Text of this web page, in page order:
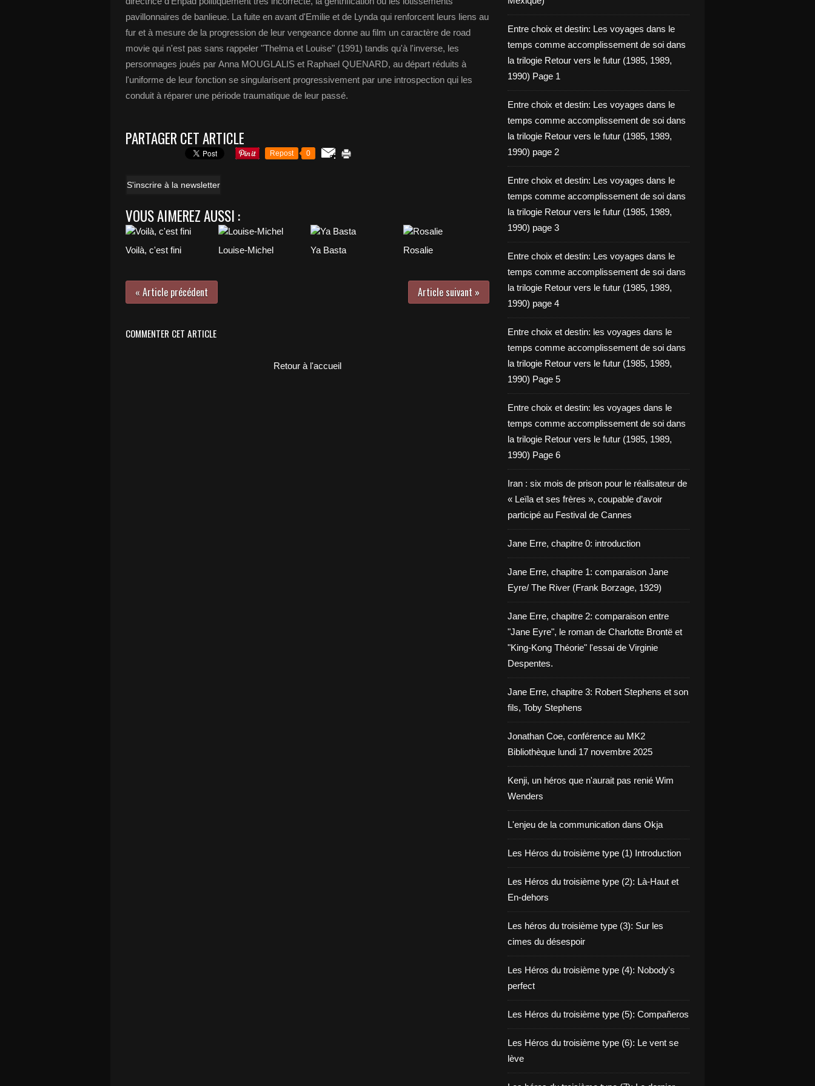
pavillonnaires de banlieue. La fuite en avant d'Emilie et de Lynda qui renforcent leurs liens au
fur et à mesure de la progression de leur vengeance donne au film un caractère de road
movie qui n'est pas sans rappeler "Thelma et Louise" (1991) tandis qu'à l'inverse, les
personnages joués par Anna MOUGLALIS et Raphael QUENARD, au départ réduits à
l'uniforme de leur fonction se singularisent progressivement par une introspection qui les
conduit à réparer une période traumatique de leur passé.
PARTAGER CET ARTICLE
Repost 0
S'inscrire à la newsletter
VOUS AIMEREZ AUSSI :
Voilà, c'est fini Louise-Michel Ya Basta Rosalie
« Article précédent Article suivant »
COMMENTER CET ARTICLE
Retour à l'accueil
Entre choix et destin: Les voyages dans le
temps comme accomplissement de soi dans
la trilogie Retour vers le futur (1985, 1989,
1990) Page 1
Entre choix et destin: Les voyages dans le
temps comme accomplissement de soi dans
la trilogie Retour vers le futur (1985, 1989,
1990) page 2
Entre choix et destin: Les voyages dans le
temps comme accomplissement de soi dans
la trilogie Retour vers le futur (1985, 1989,
1990) page 3
Entre choix et destin: Les voyages dans le
temps comme accomplissement de soi dans
la trilogie Retour vers le futur (1985, 1989,
1990) page 4
Entre choix et destin: les voyages dans le
temps comme accomplissement de soi dans
la trilogie Retour vers le futur (1985, 1989,
1990) Page 5
Entre choix et destin: les voyages dans le
temps comme accomplissement de soi dans
la trilogie Retour vers le futur (1985, 1989,
1990) Page 6
Iran : six mois de prison pour le réalisateur de
« Leïla et ses frères », coupable d’avoir
participé au Festival de Cannes
Jane Erre, chapitre 0: introduction
Jane Erre, chapitre 1: comparaison Jane
Eyre/ The River (Frank Borzage, 1929)
Jane Erre, chapitre 2: comparaison entre
"Jane Eyre", le roman de Charlotte Brontë et
"King-Kong Théorie" l'essai de Virginie
Despentes.
Jane Erre, chapitre 3: Robert Stephens et son
fils, Toby Stephens
Jonathan Coe, conférence au MK2
Bibliothèque lundi 17 novembre 2025
Kenji, un héros que n'aurait pas renié Wim
Wenders
L'enjeu de la communication dans Okja
Les Héros du troisième type (1) Introduction
Les Héros du troisième type (2): Là-Haut et
En-dehors
Les héros du troisième type (3): Sur les
cimes du désespoir
Les Héros du troisième type (4): Nobody's
perfect
Les Héros du troisième type (5): Compañeros
Les Héros du troisième type (6): Le vent se
lève